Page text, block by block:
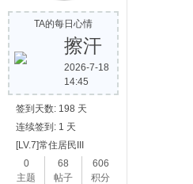
TA的每日心情
擦汗
2026-7-18
14:45
签到天数: 198 天
连续签到: 1 天
[LV.7]常住居民III
0
主题
68
帖子
606
积分